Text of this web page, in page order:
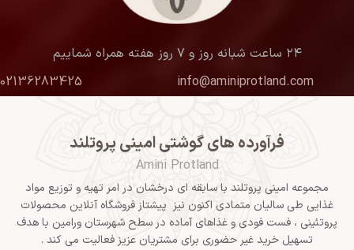
۲۴ ساعت شبانه روز و ۷ روز هفته همراه شماییم
info@aminiprotland.com
02136283425
فرآورده های گوشتی امینی پروتلند
Amini Protland
مجموعه امینی پروتلند با سابقه ای درخشان در امر تهیه و توزیع مواد
غذایی طی سالیان متمادی اکنون نیز پیشتاز فروشگاه آنلاین محصولات
پروتئینی ، فست فودی و غذاهای آماده در سطح شهرستان ورامین با هدف
تسهیل خرید غیر حضوری برای مشتریان عزیز فعالیت می کند .